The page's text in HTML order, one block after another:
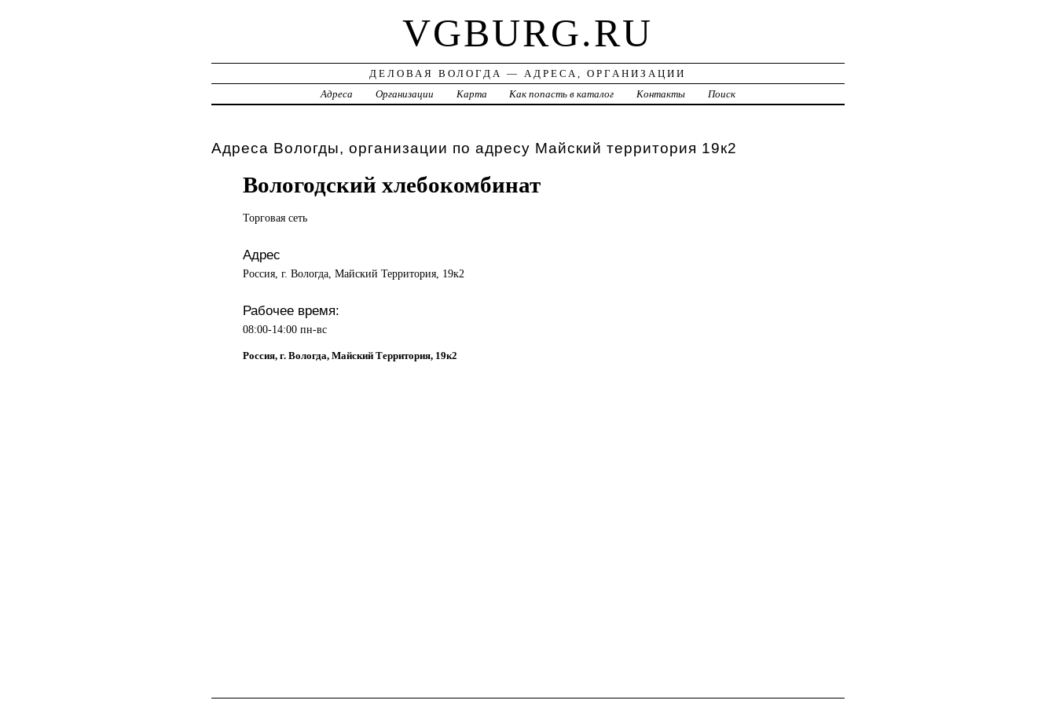
VGBURG.RU
ДЕЛОВАЯ ВОЛОГДА — АДРЕСА, ОРГАНИЗАЦИИ
Адреса
Организации Карта Как попасть в каталог Контакты Поиск
Адреса Вологды, организации по адресу Майский территория 19к2
Вологодский хлебокомбинат
Торговая сеть
Адрес
Россия, г. Вологда, Майский Территория, 19к2
Рабочее время:
08:00-14:00 пн-вс
Россия, г. Вологда, Майский Территория, 19к2